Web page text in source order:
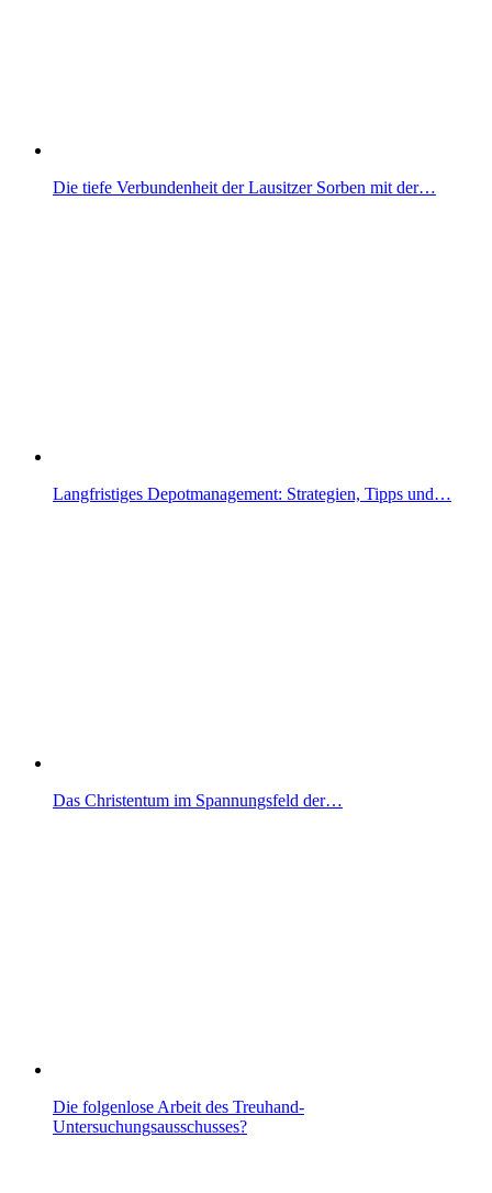
Die tiefe Verbundenheit der Lausitzer Sorben mit der…
Langfristiges Depotmanagement: Strategien, Tipps und…
Das Christentum im Spannungsfeld der…
Die folgenlose Arbeit des Treuhand-
Untersuchungsausschusses?